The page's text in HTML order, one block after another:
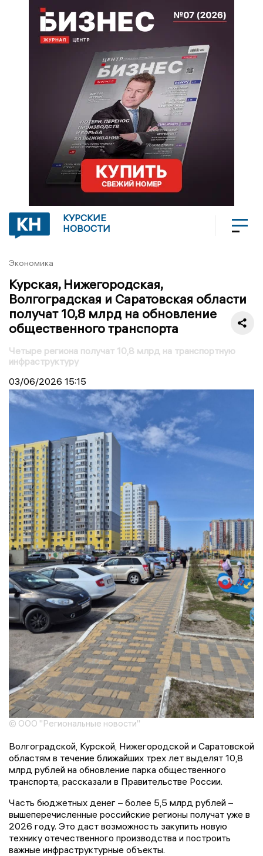
КУРСКИЕ
НОВОСТИ
Экономика
Курская, Нижегородская,
Волгоградская и Саратовская области
получат 10,8 млрд на обновление
общественного транспорта
Четыре региона получат 10,8 млрд на транспортную
инфраструктуру
03/06/2026 15:15
© ООО "Региональные новости"
Волгоградской, Курской, Нижегородской и Саратовской
областям в течение ближайших трех лет выделят 10,8
млрд рублей на обновление парка общественного
транспорта, рассказали в Правительстве России.
Часть бюджетных денег – более 5,5 млрд рублей –
вышеперечисленные российские регионы получат уже в
2026 году. Это даст возможность закупить новую
технику отечественного производства и построить
важные инфраструктурные объекты.